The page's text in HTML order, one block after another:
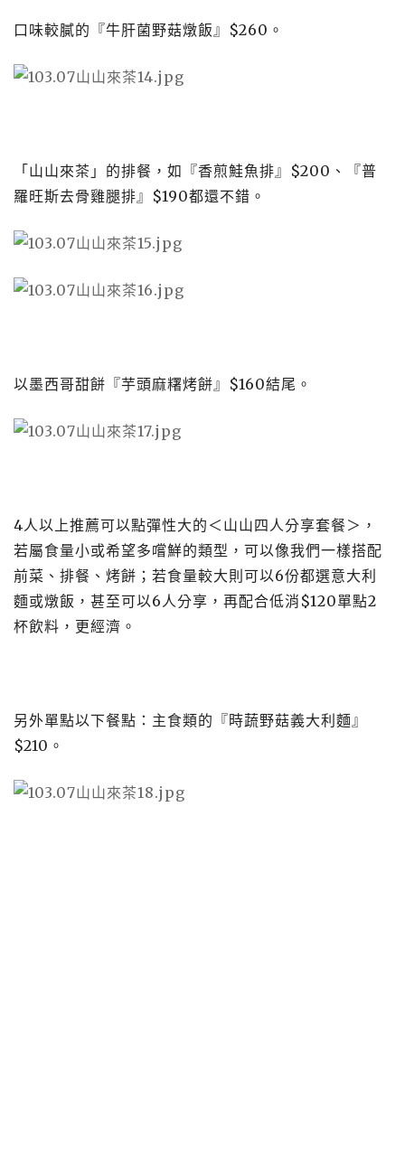
口味較膩的『牛肝菌野菇燉飯』 $260 。
「山山來茶」的排餐，如『香煎鮭魚排』 $200 、『普
羅旺斯去骨雞腿排』 $190都還不錯。
以墨西哥甜餅『芋頭麻糬烤餅』 $160結尾。
4人以上推薦可以點彈性大的＜山山四人分享套餐＞，
若屬食量小或希望多嚐鮮的類型，可以像我們一樣搭配
前菜、排餐、烤餅；若食量較大則可以6份都選意大利
麵或燉飯，甚至可以6人分享，再配合低消$120單點2
杯飲料，更經濟。
另外單點以下餐點：主食類的『時蔬野菇義大利麵』
$210 。